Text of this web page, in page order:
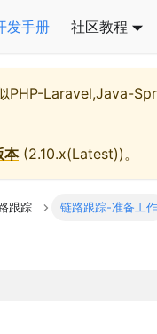
发手册 社区教程
PHP-Laravel,Java-
本(2.10.x(Latest))。
跟踪 链路跟踪-准备工作